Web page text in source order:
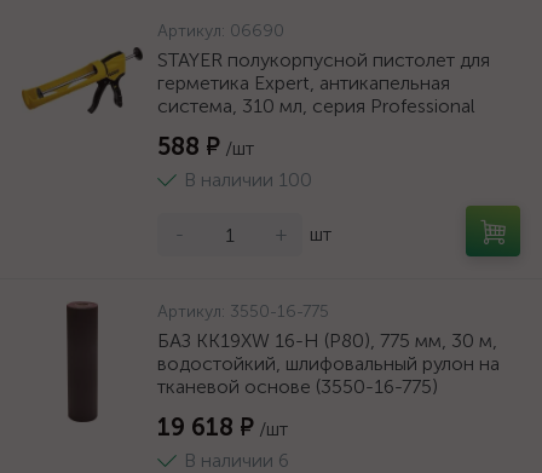
Артикул: 06690
STAYER полукорпусной пистолет для
герметика Expert, антикапельная
система, 310 мл, серия Professional
588 ₽ /шт
В наличии 100
- + шт
Артикул: 3550-16-775
БАЗ KK19XW 16-H (Р80), 775 мм, 30 м,
водостойкий, шлифовальный рулон на
тканевой основе (3550-16-775)
19 618 ₽ /шт
В наличии 6